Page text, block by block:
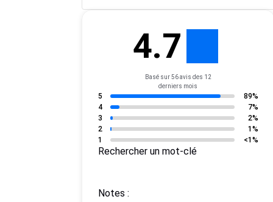
4.7
Basé sur 56 avis des 12
derniers mois
5
89%
4
7%
3
2%
2
1%
1
<1%
Rechercher un mot-clé
Notes :